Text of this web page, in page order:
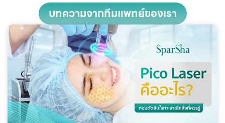
บทความจากทีมแพทย์ของเรา